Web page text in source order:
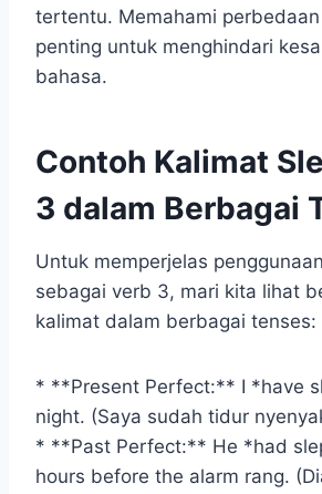
tertentu. Memahami
penting untuk menghindari
bahasa.
Contoh Kalimat
3 dalam Berbagai
Untuk memperjelas
sebagai verb 3, mari kita lihat
kalimat dalam berbagai tenses:
* **Present Perfect:** I *have
night. (Saya sudah tidur
* **Past Perfect:** He *had
hours before the alarm rang.